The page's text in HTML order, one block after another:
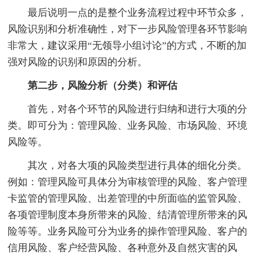
最后说明一点的是整个业务流程过程中环节众多，
风险识别和分析准确性，对下一步风险管理各环节影响
非常大，建议采用“无领导小组讨论”的方式，不断的加
强对风险的识别和原因的分析。
第二步，风险分析（分类）和评估
首先，对各个环节的风险进行归纳和进行大项的分
类。即可分为：管理风险、业务风险、市场风险、环境
风险等。
其次，对各大项的风险类型进行具体的细化分类。
例如：管理风险可具体分为审核管理的风险、客户管理
卡监管的管理风险、出差管理的中所面临的监管风险、
各项管理制度本身所带来的风险、结清管理所带来的风
险等等。业务风险可分为业务的操作管理风险、客户的
信用风险、客户经营风险、各种意外及自然灾害的风